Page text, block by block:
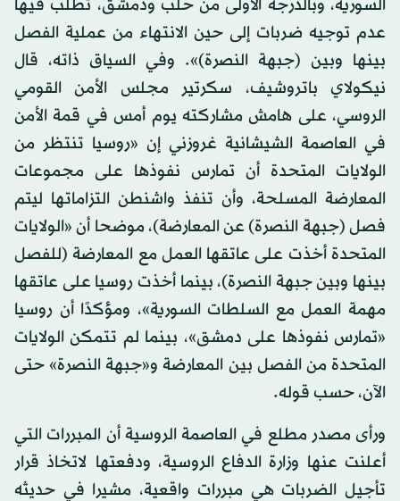
السورية، وبالدرجة الأولى من حلب ودمشق، تطلب فيها
عدم توجيه ضربات إلى حين الانتهاء من عملية الفصل
بينها وبين (جبهة النصرة)». وفي السياق ذاته، قال
نيكولاي باتروشيف، سكرتير مجلس الأمن القومي
الروسي، على هامش مشاركته يوم أمس في قمة الأمن
في العاصمة الشيشانية غروزني إن «روسيا تنتظر من
الولايات المتحدة أن تمارس نفوذها على مجموعات
المعارضة المسلحة، وأن تنفذ واشنطن التزاماتها ليتم
فصل (جبهة النصرة) عن المعارضة)، موضحا أن «الولايات
المتحدة أخذت على عاتقها العمل مع المعارضة (للفصل
بينها وبين جبهة النصرة)، بينما أخذت روسيا على عاتقها
مهمة العمل مع السلطات السورية»، ومؤكدًا أن روسيا
«تمارس نفوذها على دمشق»، بينما لم تتمكن الولايات
المتحدة من الفصل بين المعارضة و«جبهة النصرة» حتى
الآن، حسب قوله.
ورأى مصدر مطلع في العاصمة الروسية أن المبررات التي
أعلنت عنها وزارة الدفاع الروسية، ودفعتها لاتخاذ قرار
تأجيل الضربات هي مبررات واقعية، مشيرا في حديثه